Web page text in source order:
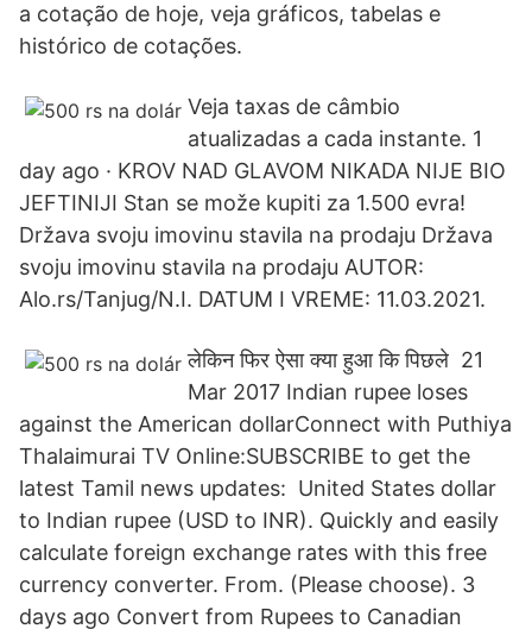
a cotação de hoje, veja gráficos, tabelas e
histórico de cotações.
Veja taxas de câmbio
atualizadas a cada instante. 1
day ago · KROV NAD GLAVOM NIKADA NIJE BIO
JEFTINIJI Stan se može kupiti za 1.500 evra!
Država svoju imovinu stavila na prodaju Država
svoju imovinu stavila na prodaju AUTOR:
Alo.rs/Tanjug/N.I. DATUM I VREME: 11.03.2021.
लेकिन फिर ऐसा क्या हुआ कि पिछले 21
Mar 2017 Indian rupee loses
against the American dollarConnect with Puthiya
Thalaimurai TV Online:SUBSCRIBE to get the
latest Tamil news updates: United States dollar
to Indian rupee (USD to INR). Quickly and easily
calculate foreign exchange rates with this free
currency converter. From. (Please choose). 3
days ago Convert from Rupees to Canadian